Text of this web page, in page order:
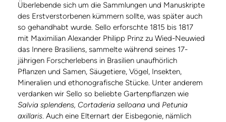
Überlebende sich um die Sammlungen und Manuskripte
des Erstverstorbenen kümmern sollte, was später auch
so gehandhabt wurde. Sello erforschte 1815 bis 1817
mit Maximilian Alexander Philipp Prinz zu Wied-Neuwied
das Innere Brasiliens, sammelte während seines 17-
jährigen Forscherlebens in Brasilien unaufhörlich
Pflanzen und Samen, Säugetiere, Vögel, Insekten,
Mineralien und ethonografische Stücke. Unter anderem
verdanken wir Sello so beliebte Gartenpflanzen wie
Salvia splendens, Cortaderia selloana und Petunia
axillaris. Auch eine Elternart der Eisbegonie, nämlich